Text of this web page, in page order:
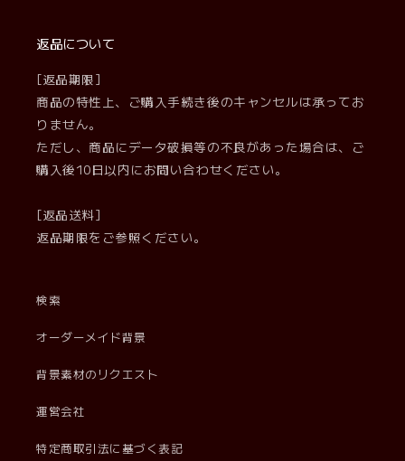
返品について
[返品期限]
商品の特性上、ご購入手続き後のキャンセルは承ってお
りません。
ただし、商品にデータ破損等の不良があった場合は、ご
購入後10日以内にお問い合わせください。
[返品送料]
返品期限をご参照ください。
検索
オーダーメイド背景
背景素材のリクエスト
運営会社
特定商取引法に基づく表記